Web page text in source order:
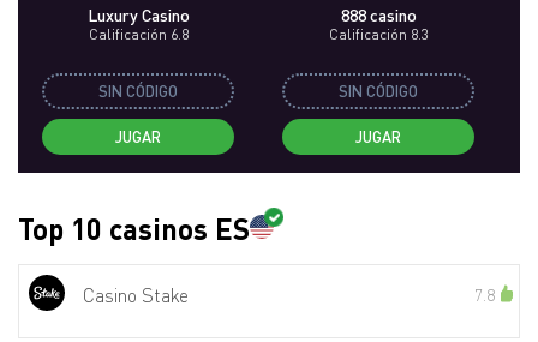
Luxury Casino
Calificación 6.8
SIN CÓDIGO
JUGAR
888 casino
Calificación 8.3
SIN CÓDIGO
JUGAR
Top 10 casinos ES
Casino Stake 7.8